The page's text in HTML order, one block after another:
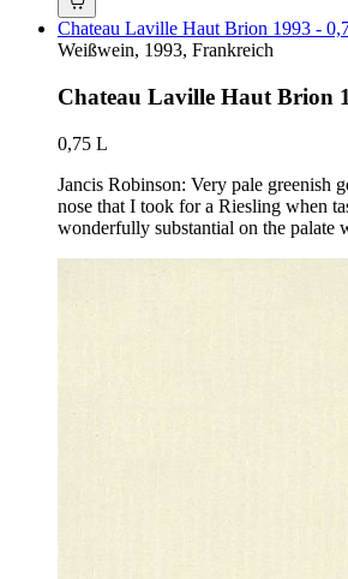
Chateau Laville Haut Brion 1993 -
Weißwein, 1993, Frankreich
Chateau Laville Haut Brion
0,75 L
Jancis Robinson: Very pale greenish
nose that I took for a Riesling when
wonderfully substantial on the palate